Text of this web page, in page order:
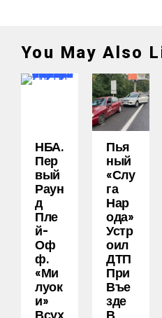
You May Also
НБА.
Пер
Вый
Раун
Д
Пле
Й-
Оф
Ф.
«Ми
Луок
И»
Всух
Пья
Ный
«слу
Га
Нар
Ода»
Устр
Оил
ДТП
При
Въе
Зде
В